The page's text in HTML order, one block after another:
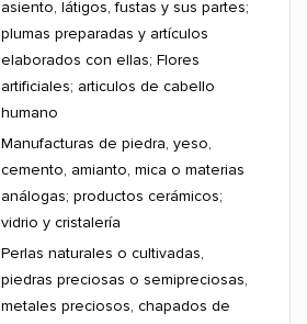
asiento, látigos, fustas y sus partes;
plumas preparadas y artículos
elaborados con ellas; Flores
artificiales; articulos de cabello
humano
Manufacturas de piedra, yeso,
cemento, amianto, mica o materias
análogas; productos cerámicos;
vidrio y cristalería
Perlas naturales o cultivadas,
piedras preciosas o semipreciosas,
metales preciosos, chapados de